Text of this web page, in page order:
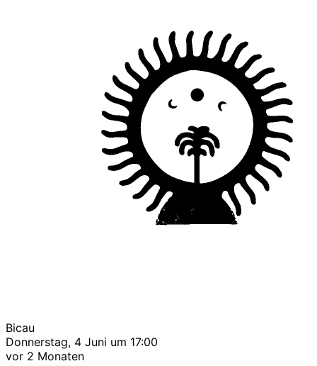
Bicau
Donnerstag, 4 Juni um 17:00
vor 2 Monaten